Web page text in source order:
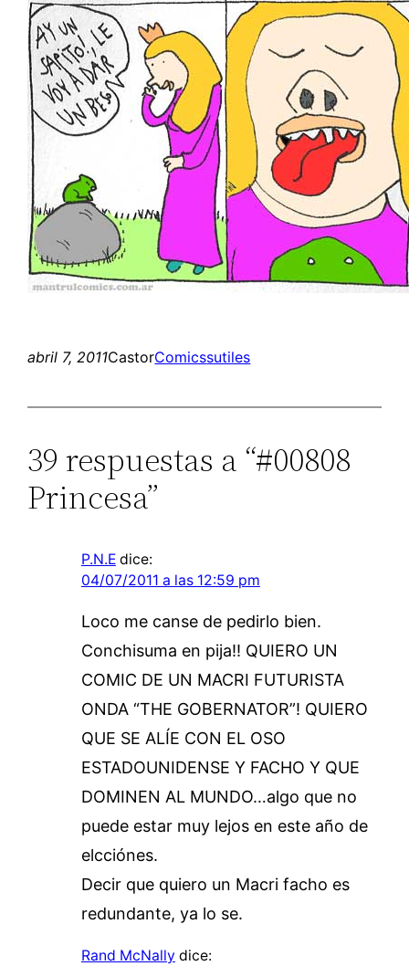
abril 7, 2011CastorComicssutiles
39 respuestas a “#00808
Princesa”
P.N.E dice:
04/07/2011 a las 12:59 pm
Loco me canse de pedirlo bien.
Conchisuma en pija!! QUIERO UN
COMIC DE UN MACRI FUTURISTA
ONDA “THE GOBERNATOR”! QUIERO
QUE SE ALÍE CON EL OSO
ESTADOUNIDENSE Y FACHO Y QUE
DOMINEN AL MUNDO…algo que no
puede estar muy lejos en este año de
elcciónes.
Decir que quiero un Macri facho es
redundante, ya lo se.
Rand McNally dice: